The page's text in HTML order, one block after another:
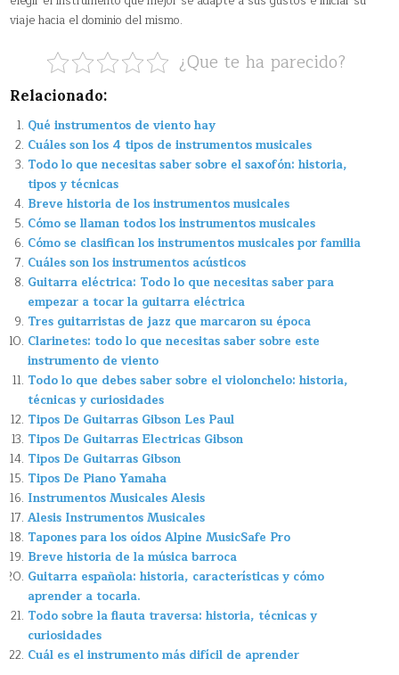
viaje hacia el dominio del mismo.
¿Que te ha parecido?
Relacionado:
Qué instrumentos de viento hay
Cuáles son los 4 tipos de instrumentos musicales
Todo lo que necesitas saber sobre el saxofón: historia,
tipos y técnicas
Breve historia de los instrumentos musicales
Cómo se llaman todos los instrumentos musicales
Cómo se clasifican los instrumentos musicales por familia
Cuáles son los instrumentos acústicos
Guitarra eléctrica: Todo lo que necesitas saber para
empezar a tocar la guitarra eléctrica
Tres guitarristas de jazz que marcaron su época
Clarinetes: todo lo que necesitas saber sobre este
instrumento de viento
Todo lo que debes saber sobre el violonchelo: historia,
técnicas y curiosidades
Tipos De Guitarras Gibson Les Paul
Tipos De Guitarras Electricas Gibson
Tipos De Guitarras Gibson
Tipos De Piano Yamaha
Instrumentos Musicales Alesis
Alesis Instrumentos Musicales
Tapones para los oídos Alpine MusicSafe Pro
Breve historia de la música barroca
Guitarra española: historia, características y cómo
aprender a tocarla.
Todo sobre la flauta traversa: historia, técnicas y
curiosidades
Cuál es el instrumento más difícil de aprender